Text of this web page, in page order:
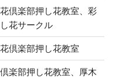
倶楽部押し花教室、彩
花サークル
倶楽部押し花教室
楽部押し花教室、厚木